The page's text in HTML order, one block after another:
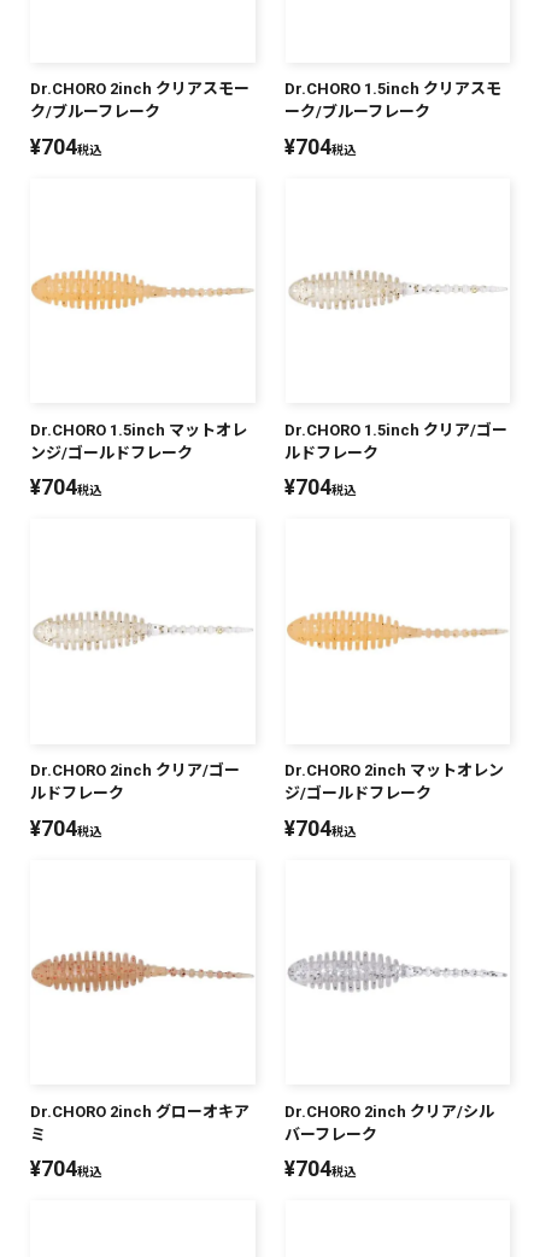
Dr.CHORO 2inch クリアスモー
ク/ブルーフレーク
¥704税込
Dr.CHORO 1.5inch クリアスモ
ーク/ブルーフレーク
¥704税込
Dr.CHORO 1.5inch マットオレ
ンジ/ゴールドフレーク
¥704税込
Dr.CHORO 1.5inch クリア/ゴー
ルドフレーク
¥704税込
Dr.CHORO 2inch クリア/ゴー
ルドフレーク
¥704税込
Dr.CHORO 2inch マットオレン
ジ/ゴールドフレーク
¥704税込
Dr.CHORO 2inch グローオキア
ミ
¥704税込
Dr.CHORO 2inch クリア/シル
バーフレーク
¥704税込